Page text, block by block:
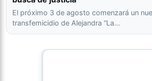
El próximo 3 de agosto comenzará un
transfemicidio de Alejandra “La…